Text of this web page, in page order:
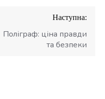
Наступна:
Поліграф: ціна правди
та безпеки